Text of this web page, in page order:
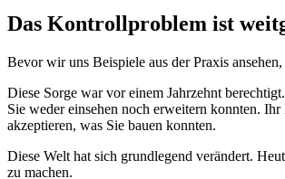
Das Kontrollproblem ist
Bevor wir uns Beispiele aus der Praxis
Diese Sorge war vor einem Jahrzehnt
Sie weder einsehen noch erweitern konnten.
akzeptieren, was Sie bauen konnten.
Diese Welt hat sich grundlegend verändert.
zu machen.